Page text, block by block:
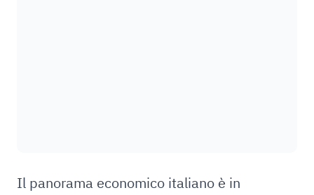
Il panorama economico italiano è in